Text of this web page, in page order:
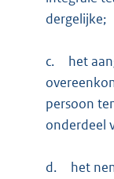
dergelijke;
c.
het
persoon
onderdeel
d.
het